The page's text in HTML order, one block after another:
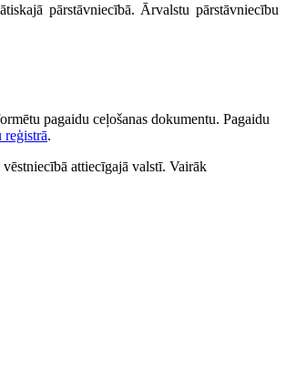
pārstāvniecībā. Ārvalstu pārstāvniecību
pagaidu ceļošanas dokumentu. Pagaidu
reģistrā.
attiecīgajā valstī. Vairāk